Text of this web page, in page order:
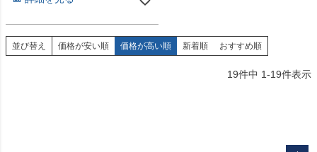
並び替え 価格が安い順 価格が高い順 新着順 おすすめ順
19件中 1-19件表示